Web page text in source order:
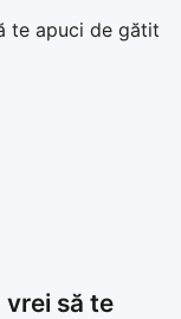
să te